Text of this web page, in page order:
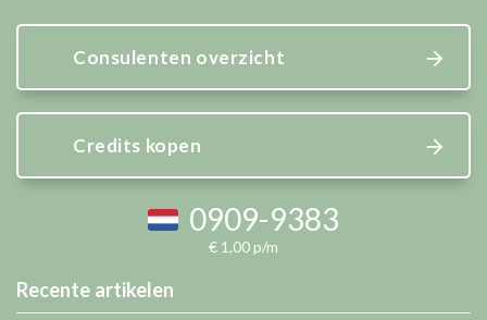
Consulenten overzicht
Credits kopen
0909-9383
€ 1,00 p/m
Recente artikelen